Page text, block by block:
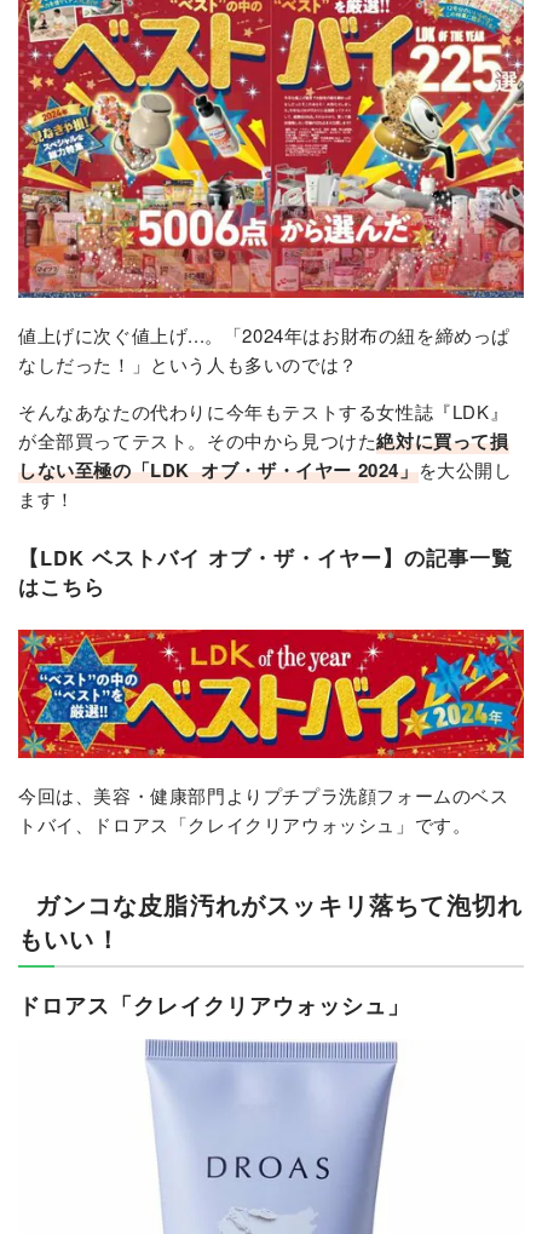
値上げに次ぐ値上げ...。「2024年はお財布の紐を締めっぱ
なしだった！」という人も多いのでは？
そんなあなたの代わりに今年もテストする女性誌『LDK』
が全部買ってテスト。その中から見つけた絶対に買って損
しない至極の「LDK オブ・ザ・イヤー 2024」を大公開し
ます！
【LDK ベストバイ オブ・ザ・イヤー】の記事一覧
はこちら
今回は、美容・健康部門よりプチプラ洗顔フォームのベス
トバイ、ドロアス「クレイクリアウォッシュ」です。
ガンコな皮脂汚れがスッキリ落ちて泡切れ
もいい！
ドロアス「クレイクリアウォッシュ」